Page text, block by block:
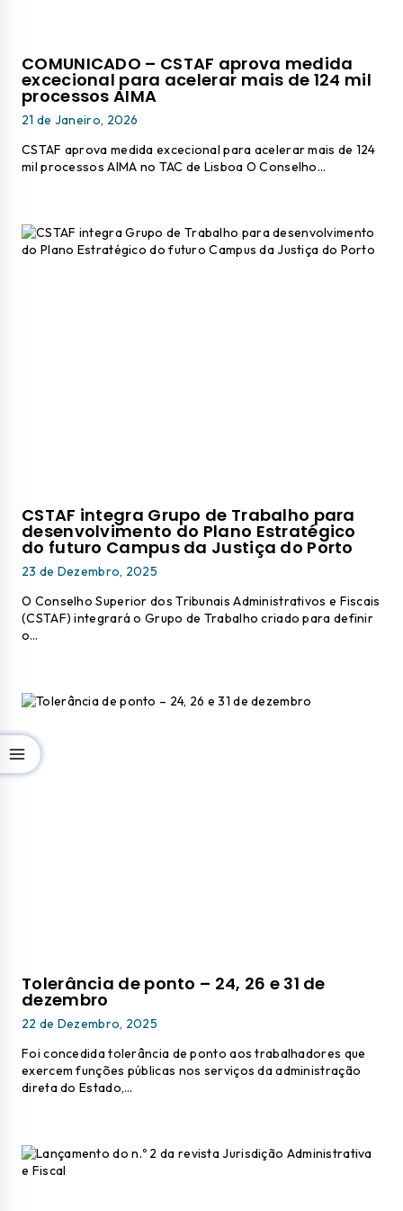
COMUNICADO – CSTAF aprova medida
excecional para acelerar mais de 124 mil
processos AIMA
21 de Janeiro, 2026
CSTAF aprova medida excecional para acelerar mais de 124
mil processos AIMA no TAC de Lisboa O Conselho…
CSTAF integra Grupo de Trabalho para
desenvolvimento do Plano Estratégico
do futuro Campus da Justiça do Porto
23 de Dezembro, 2025
O Conselho Superior dos Tribunais Administrativos e Fiscais
(CSTAF) integrará o Grupo de Trabalho criado para definir
o…
Tolerância de ponto – 24, 26 e 31 de
dezembro
22 de Dezembro, 2025
Foi concedida tolerância de ponto aos trabalhadores que
exercem funções públicas nos serviços da administração
direta do Estado,…